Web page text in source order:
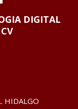
DIGITAL
HIDALGO